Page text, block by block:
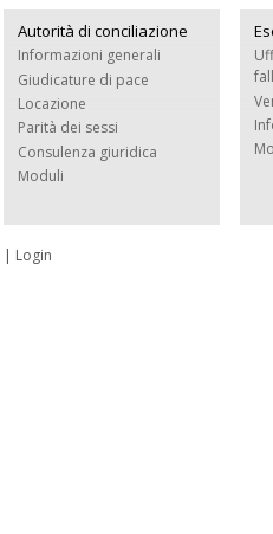
Autorità di conciliazione
Informazioni generali
Giudicature di pace
Locazione
Parità dei sessi
Consulenza giuridica
Moduli
| Login